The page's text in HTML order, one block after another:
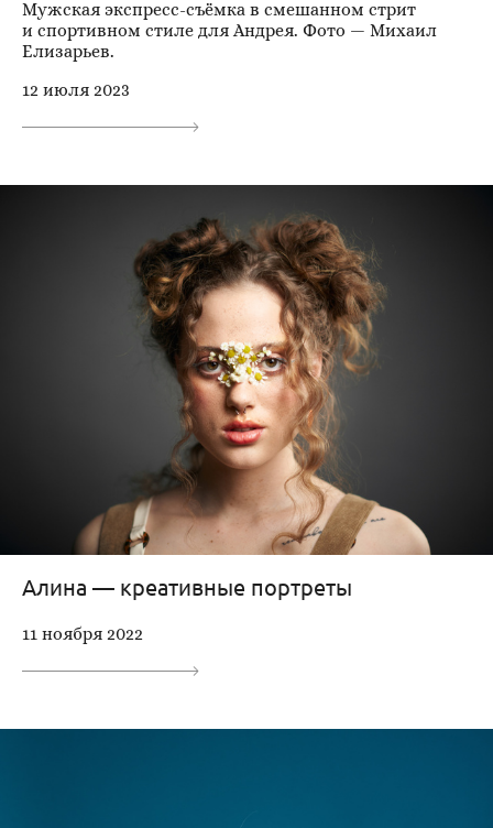
Мужская экспресс-съёмка в смешанном стрит
и спортивном стиле для Андрея. Фото — Михаил
Елизарьев.
12 июля 2023
Алина — креативные портреты
11 ноября 2022